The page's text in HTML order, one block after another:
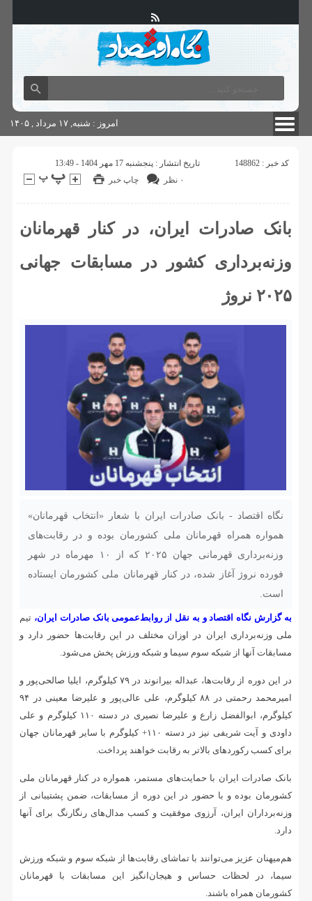
آگهی های دولتی چاپ
امروز : شنبه, ۱۷ مرداد , ۱۴۰۵
کد خبر : 148862
تاریخ انتشار : پنجشنبه 17 مهر 1404 - 13:49
چاپ خبر
۰ نظر
بانک صادرات ایران، در کنار قهرمانان
وزنه‌برداری کشور در مسابقات جهانی
۲۰۲۵ نروژ
نگاه اقتصاد - بانک صادرات ایران با شعار «انتخاب قهرمانان»
همواره همراه قهرمانان ملی کشورمان بوده و در رقابت‌های
وزنه‌برداری قهرمانی جهان ۲۰۲۵ که از ۱۰ مهرماه در شهر
فورده نروژ آغاز شده، در کنار قهرمانان ملی کشورمان ایستاده
است.
به گزارش نگاه اقتصاد و به نقل از روابط‌عمومی بانک صادرات ایران، تیم
ملی وزنه‌برداری ایران در اوزان مختلف در این رقابت‌ها حضور دارد و
مسابقات آنها از شبکه سوم سیما و شبکه ورزش پخش می‌شود.
در این دوره از رقابت‌ها، عبداله بیرانوند در ۷۹ کیلوگرم، ایلیا صالحی‌پور و
امیرمحمد رحمتی در ۸۸ کیلوگرم، علی عالی‌پور و علیرضا معینی در ۹۴
کیلوگرم، ابوالفضل زارع و علیرضا نصیری در دسته ۱۱۰ کیلوگرم و علی
داودی و آیت شریفی نیز در دسته ۱۱۰+ کیلوگرم با سایر قهرمانان جهان
برای کسب رکوردهای بالاتر به رقابت خواهند پرداخت.
بانک صادرات ایران با حمایت‌های مستمر، همواره در کنار قهرمانان ملی
کشورمان بوده و با حضور در این دوره از مسابقات، ضمن پشتیبانی از
وزنه‌برداران ایران، آرزوی موفقیت و کسب مدال‌های رنگارنگ برای آنها
دارد.
هم‌میهنان عزیز می‌توانند با تماشای رقابت‌ها از شبکه سوم و شبکه ورزش
سیما، در لحظات حساس و هیجان‌انگیز این مسابقات با قهرمانان
کشورمان همراه باشند.